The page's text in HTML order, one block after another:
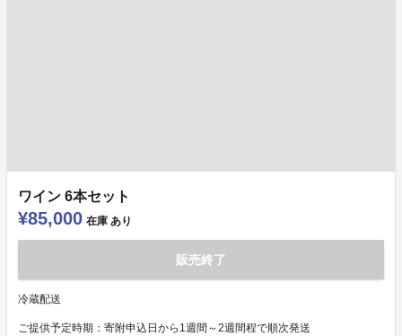
ワイン 6本セット
¥85,000 在庫 あり
販売終了
冷蔵配送
ご提供予定時期：寄附申込日から1週間～2週間程で順次発送